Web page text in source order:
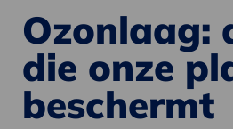
Ozonlaag:
die onze
beschermt